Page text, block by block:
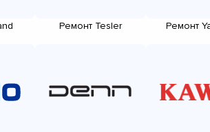
Ремонт Tesler Ремонт